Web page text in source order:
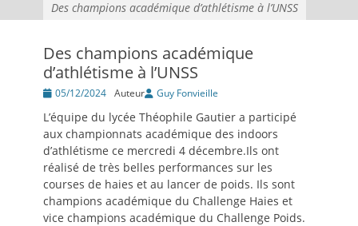
Des champions académique d’athlétisme à l’UNSS
Des champions académique
d’athlétisme à l’UNSS
Posté05/12/2024 Auteur Guy Fonvieille
L’équipe du lycée Théophile Gautier a participé
aux championnats académique des indoors
d’athlétisme ce mercredi 4 décembre.Ils ont
réalisé de très belles performances sur les
courses de haies et au lancer de poids. Ils sont
champions académique du Challenge Haies et
vice champions académique du Challenge Poids.